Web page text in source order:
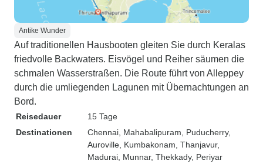
Antike Wunder
Auf traditionellen Hausbooten gleiten Sie durch Keralas
friedvolle Backwaters. Eisvögel und Reiher säumen die
schmalen Wasserstraßen. Die Route führt von Alleppey
durch die umliegenden Lagunen mit Übernachtungen an
Bord.
Reisedauer
15 Tage
Destinationen
Chennai , Mahabalipuram , Puducherry,
Auroville , Kumbakonam , Thanjavur,
Madurai , Munnar, Thekkady, Periyar